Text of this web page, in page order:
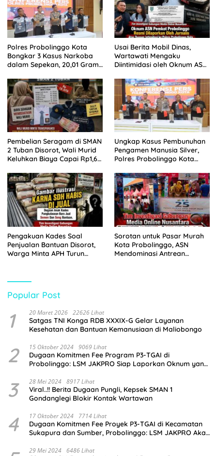
Polres Probolinggo Kota
Bongkar 3 Kasus Narkoba
dalam Sepekan, 20,01 Gram
Usai Berita Mobil Dinas,
Wartawati Mengaku
Diintimidasi oleh Oknum ASN
Tempuh Jalur Hukum
Pembelian Seragam di SMAN
2 Tuban Disorot, Wali Murid
Keluhkan Biaya Capai Rp1,6
Ungkap Kasus Pembunuhan
Pengamen Manusia Silver,
Polres Probolinggo Kota
Pengakuan Kades Soal
Penjualan Bantuan Disorot,
Warga Minta APH Turun
Sorotan untuk Pasar Murah
Kota Probolinggo, ASN
Mendominasi Antrean
Popular Post
1 20 Maret 2026 22626 Lihat
Satgas TNI Konga RDB XXXIX-G Gelar Layanan
Kesehatan dan Bantuan Kemanusiaan di Maliobongo
2 15 Oktober 2024 9069 Lihat
Dugaan Komitmen Fee Program P3-TGAI di
Probolinggo: LSM JAKPRO Siap Laporkan Oknum yang
3 28 Mei 2024 8917 Lihat
Viral..!! Berita Dugaan Pungli, Kepsek SMAN 1
Gondanglegi Blokir Kontak Wartawan
4 17 Oktober 2024 7714 Lihat
Dugaan Komitmen Fee Proyek P3-TGAI di Kecamatan
Sukapura dan Sumber, Probolinggo: LSM JAKPRO Akan
29 Mei 2024 6486 Lihat